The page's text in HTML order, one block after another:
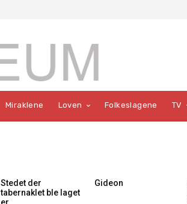
Miraklene Loven Folkeslagene TV
Stedet der
tabernaklet ble laget
er
Gideon